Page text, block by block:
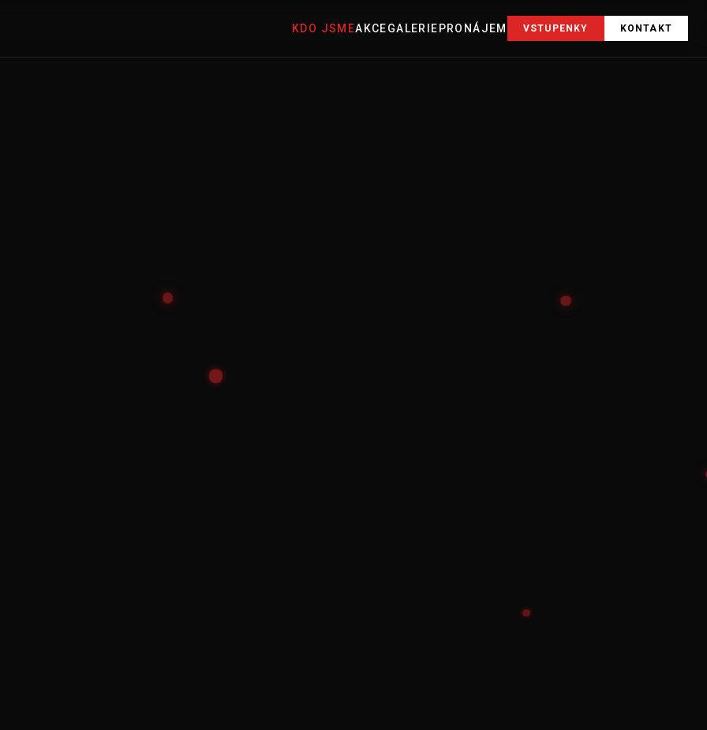
KDO JSMEAKCEGALERIE PRONÁJEM VSTUPENKY KONTAKT